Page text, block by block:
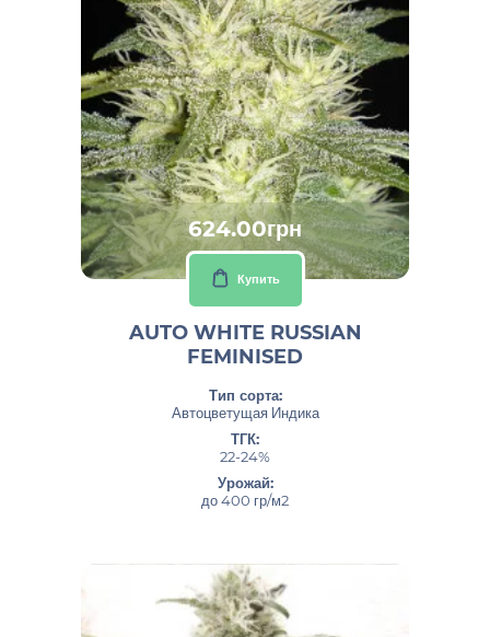
624.00грн
Купить
AUTO WHITE RUSSIAN
FEMINISED
Тип сорта:
Автоцветущая Индика
ТГК:
22-24%
Урожай:
до 400 гр/м2